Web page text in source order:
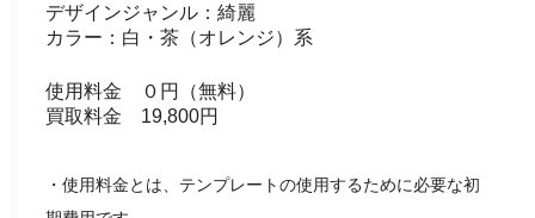
デザインジャンル：綺麗
カラー：白・茶（オレンジ）系
使用料金 ０円（無料）
買取料金 19,800円
・使用料金とは、テンプレートの使用するために必要な初